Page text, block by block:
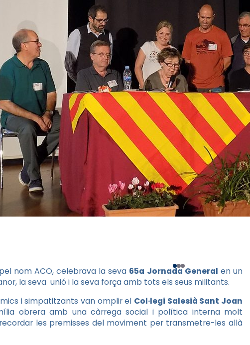
nom ACO, celebrava la seva 65a Jornada General en un
la seva unió i la seva força amb tots els seus militants.
i simpatitzants van omplir el Col·legi Salesià Sant Joan
obrera amb una càrrega social i política interna molt
les premisses del moviment per transmetre-les allà